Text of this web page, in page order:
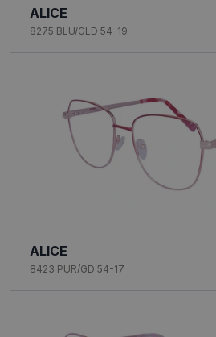
ALICE
8275 BLU/GLD 54-19
ALICE
8423 PUR/GD 54-17